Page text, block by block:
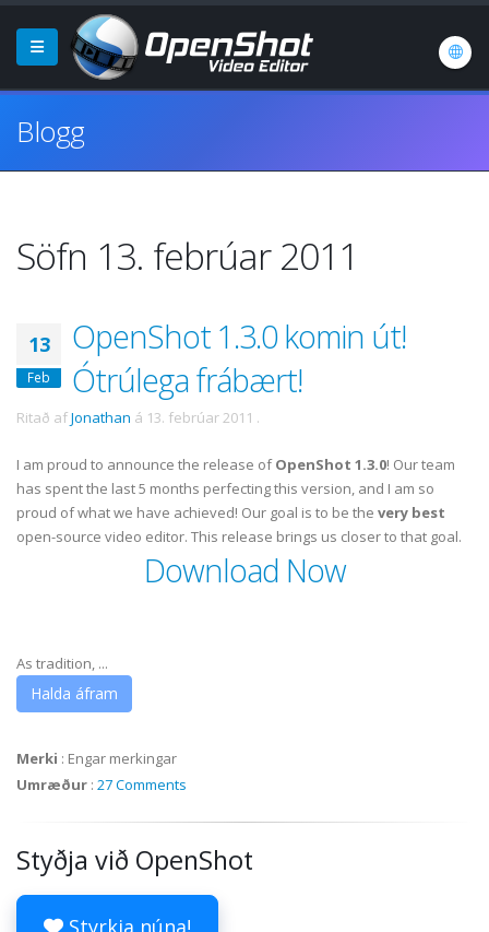
Blogg
Söfn 13. febrúar 2011
13
Feb
OpenShot 1.3.0 komin út!
Ótrúlega frábært!
Ritað afJonathan á 13. febrúar 2011 .
I am proud to announce the release ofOpenShot 1.3.0! Our team
has spent the last 5 months perfecting this version, and I am so
proud of what we have achieved! Our goal is to be the very best
open-source video editor. This release brings us closer to that goal.
Download Now
As tradition, ...
Halda áfram
Merki : Engar merkingar
Umræður : 27 Comments
Styðja við OpenShot
Styrkja núna!